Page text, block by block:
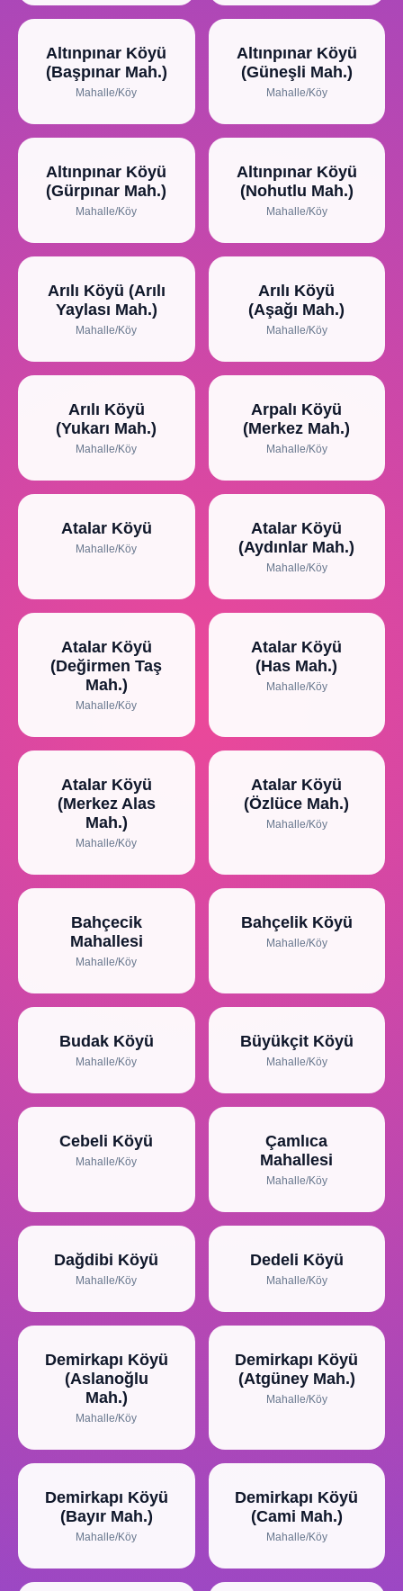
Altınpınar Köyü
(Başpınar Mah.)
Mahalle/Köy
Altınpınar Köyü
(Güneşli Mah.)
Mahalle/Köy
Altınpınar Köyü
(Gürpınar Mah.)
Mahalle/Köy
Altınpınar Köyü
(Nohutlu Mah.)
Mahalle/Köy
Arılı Köyü (Arılı
Yaylası Mah.)
Mahalle/Köy
Arılı Köyü
(Aşağı Mah.)
Mahalle/Köy
Arılı Köyü
(Yukarı Mah.)
Mahalle/Köy
Arpalı Köyü
(Merkez Mah.)
Mahalle/Köy
Atalar Köyü
Mahalle/Köy
Atalar Köyü
(Aydınlar Mah.)
Mahalle/Köy
Atalar Köyü
(Değirmen Taş
Mah.)
Mahalle/Köy
Atalar Köyü
(Has Mah.)
Mahalle/Köy
Atalar Köyü
(Merkez Alas
Mah.)
Mahalle/Köy
Atalar Köyü
(Özlüce Mah.)
Mahalle/Köy
Bahçecik
Mahallesi
Mahalle/Köy
Bahçelik Köyü
Mahalle/Köy
Budak Köyü
Mahalle/Köy
Büyükçit Köyü
Mahalle/Köy
Cebeli Köyü
Mahalle/Köy
Çamlıca
Mahallesi
Mahalle/Köy
Dağdibi Köyü
Mahalle/Köy
Dedeli Köyü
Mahalle/Köy
Demirkapı Köyü
(Aslanoğlu
Mah.)
Mahalle/Köy
Demirkapı Köyü
(Atgüney Mah.)
Mahalle/Köy
Demirkapı Köyü
(Bayır Mah.)
Mahalle/Köy
Demirkapı Köyü
(Cami Mah.)
Mahalle/Köy